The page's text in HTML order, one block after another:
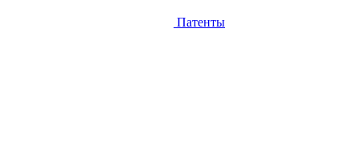
Патенты